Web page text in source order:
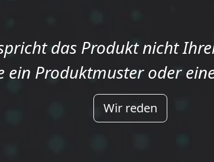
das Produkt nicht
ein Produktmuster oder
Wir reden